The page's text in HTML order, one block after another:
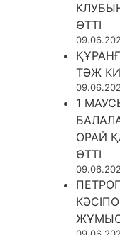
ӨТТІ
ТӘЖ
1
ОРАЙ
ӨТТІ